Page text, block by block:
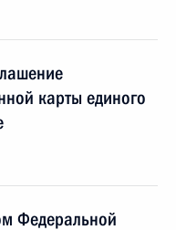
карты единого
Федеральной